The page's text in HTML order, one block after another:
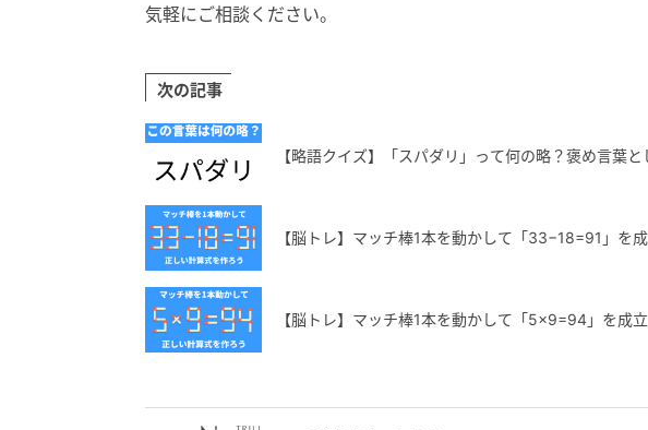
気軽にご相談ください。
次の記事
【略語クイズ】「スパダリ」って何の略？褒め言葉
【脳トレ】マッチ棒1本を動かして「33−18=91」を
【脳トレ】マッチ棒1本を動かして「5×9=94」を成